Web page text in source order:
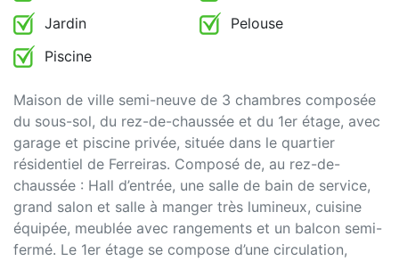
Jardin
Pelouse
Piscine
Maison de ville semi-neuve de 3 chambres composée
du sous-sol, du rez-de-chaussée et du 1er étage, avec
garage et piscine privée, située dans le quartier
résidentiel de Ferreiras. Composé de, au rez-de-
chaussée : Hall d’entrée, une salle de bain de service,
grand salon et salle à manger très lumineux, cuisine
équipée, meublée avec rangements et un balcon semi-
fermé. Le 1er étage se compose d’une circulation,